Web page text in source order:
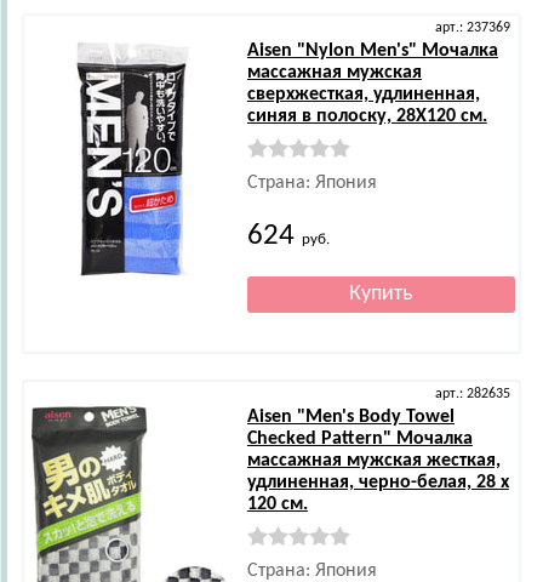
арт.: 237369
Aisen "Nylon Men's" Мочалка
массажная мужская
сверхжесткая, удлиненная,
синяя в полоску, 28Х120 см.
Страна: Япония
624 руб.
арт.: 282635
Aisen "Men's Body Towel
Checked Pattern" Мочалка
массажная мужская жесткая,
удлиненная, черно-белая, 28 х
120 см.
Страна: Япония